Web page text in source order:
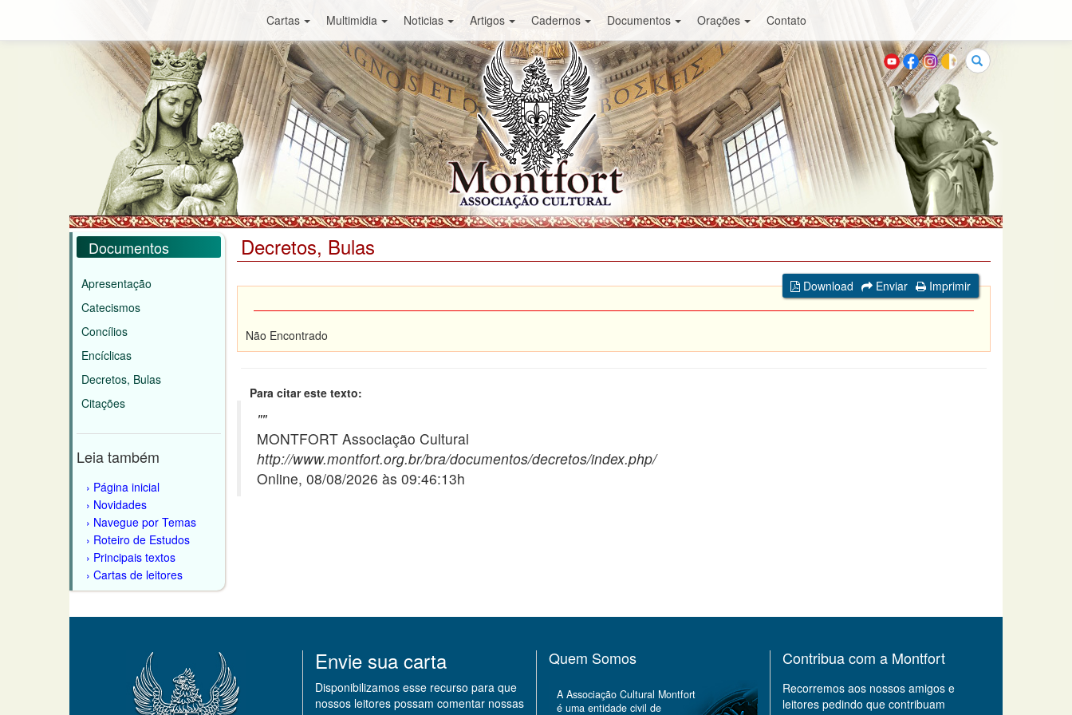
Cartas Multimidia Noticias Artigos Cadernos Documentos Orações Contato
Buscar
Documentos
Apresentação
Catecismos
Concílios
Encíclicas
Decretos, Bulas
Citações
Leia também
Página inicial
Novidades
Navegue por Temas
Roteiro de Estudos
Principais textos
Cartas de leitores
Decretos, Bulas
Download Enviar Imprimir
Não Encontrado
Para citar este texto:
""
MONTFORT Associação Cultural
http://www.montfort.org.br/bra/documentos/decretos/index.php/
Online, 08/08/2026 às 09:46:13h
Envie sua carta
Disponibilizamos esse recurso para que
nossos leitores possam comentar nossas
Quem Somos
A Associação Cultural Montfort
é uma entidade civil de
Contribua com a Montfort
Recorremos aos nossos amigos e
leitores pedindo que contribuam